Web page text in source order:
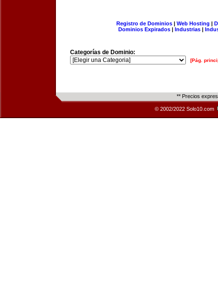
Registro de Dominios| Web Hosting |
Dominios Expirados | Industrias |
Categorías de Dominio:
[Pág.
** Precios
© 2002/2022 Solo10.com